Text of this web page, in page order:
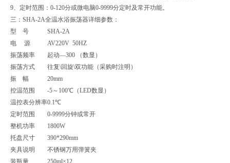
9、定时范围：0-120分或微电脑0-9999分定时及常开功能。
三：SHA-2A全温水浴振荡器详细参数：
型 号
SHA-2A
电 源
AV220V 50HZ
振荡频率
起动—300 （数显）
振荡方式
往复\回旋\双功能（采购时注明）
振 幅
20mm
控温范围
-5～100℃（LED数显）
温控表分辨率0.1℃
定时范围
0-9999分钟或常开
整机功率
1800W
托盘尺寸
390*290mm
夹具说明
不锈钢万用弹簧夹
装瓶量
250ml×12